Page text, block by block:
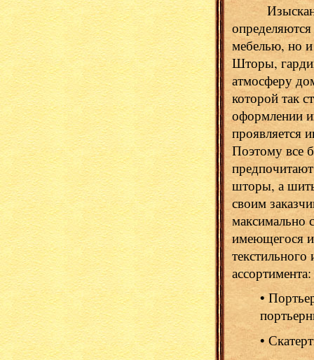
мебелью, но
Шторы,
атмосферу
которой так
оформлении
проявляется
Поэтому все
шторы, а
своим
максимально
имеющегося
текстильного
•
•